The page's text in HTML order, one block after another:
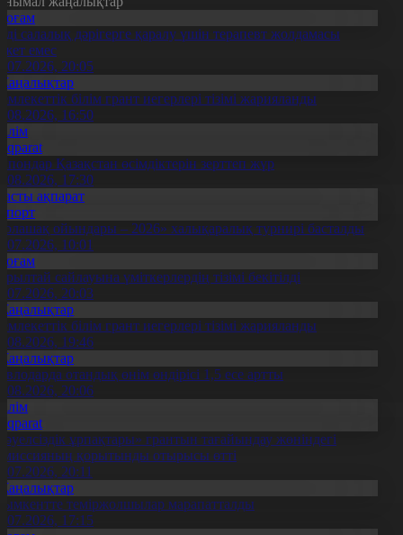
салалық дәрігерге қаралу үшін терапевт жолдамасы
емес
20:05
білім грант иегерлері тізімі жарияланды
16:50
Қазақстан өсімдіктерін зерттеп жүр
17:30
ақпарат
ойындары – 2026» халықаралық турнирі басталды
10:01
сайлауына үміткерлердің тізімі бекітілді
20:03
білім грант иегерлері тізімі жарияланды
19:46
отандық өнім өндірісі 1,5 есе артты
20:06
ұрпақтары» грантын тағайындау жөніндегі
қорытынды отырысы өтті
20:11
теміржолшылар марапатталды
17:15